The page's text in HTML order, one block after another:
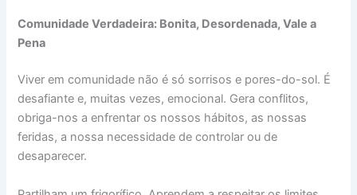
Comunidade Verdadeira: Bonita, Desordenada, Vale a
Pena
Viver em comunidade não é só sorrisos e pores-do-sol. É
desafiante e, muitas vezes, emocional. Gera conflitos,
obriga-nos a enfrentar os nossos hábitos, as nossas
feridas, a nossa necessidade de controlar ou de
desaparecer.